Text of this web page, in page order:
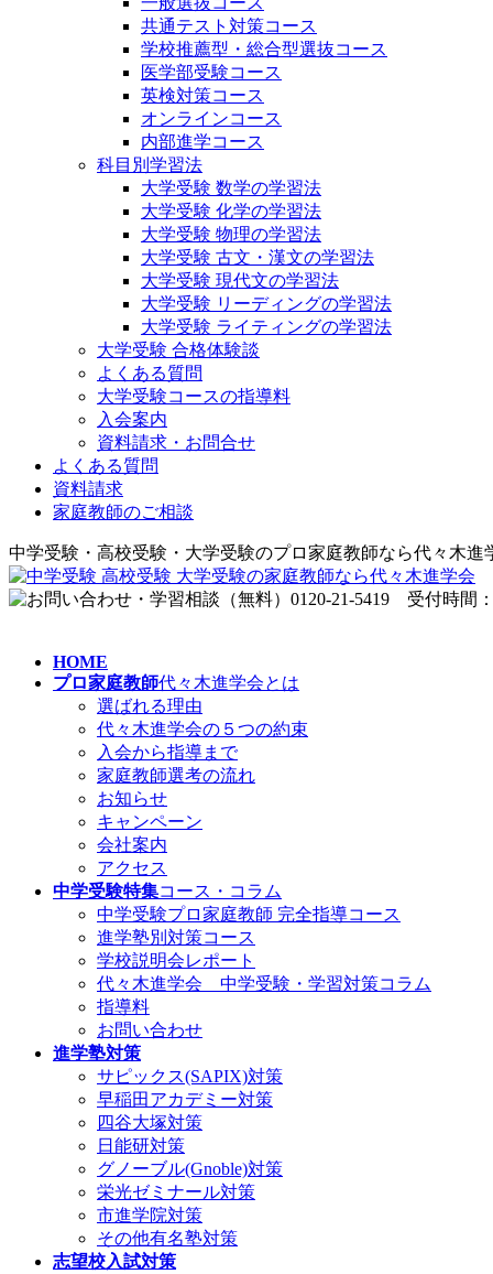
共通テスト対策コース
学校推薦型・総合型選抜コース
医学部受験コース
英検対策コース
オンラインコース
内部進学コース
科目別学習法
大学受験 数学の学習法
大学受験 化学の学習法
大学受験 物理の学習法
大学受験 古文・漢文の学習法
大学受験 現代文の学習法
大学受験 リーディングの学習法
大学受験 ライティングの学習法
大学受験 合格体験談
よくある質問
大学受験コースの指導料
入会案内
資料請求・お問合せ
よくある質問
資料請求
家庭教師のご相談
中学受験・高校受験・大学受験のプロ家庭教師なら代々木進
HOME
プロ家庭教師代々木進学会とは
選ばれる理由
代々木進学会の５つの約束
入会から指導まで
家庭教師選考の流れ
お知らせ
キャンペーン
会社案内
アクセス
中学受験特集コース・コラム
中学受験プロ家庭教師 完全指導コース
進学塾別対策コース
学校説明会レポート
代々木進学会 中学受験・学習対策コラム
指導料
お問い合わせ
進学塾対策
サピックス(SAPIX)対策
早稲田アカデミー対策
四谷大塚対策
日能研対策
グノーブル(Gnoble)対策
栄光ゼミナール対策
市進学院対策
その他有名塾対策
志望校入試対策